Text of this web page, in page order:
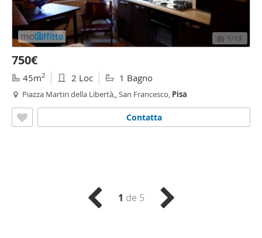
1/13
750€
45m2 2 Loc 1 Bagno
Piazza Martiri della Libertà,, San Francesco, Pisa
Contatta
1 de 5